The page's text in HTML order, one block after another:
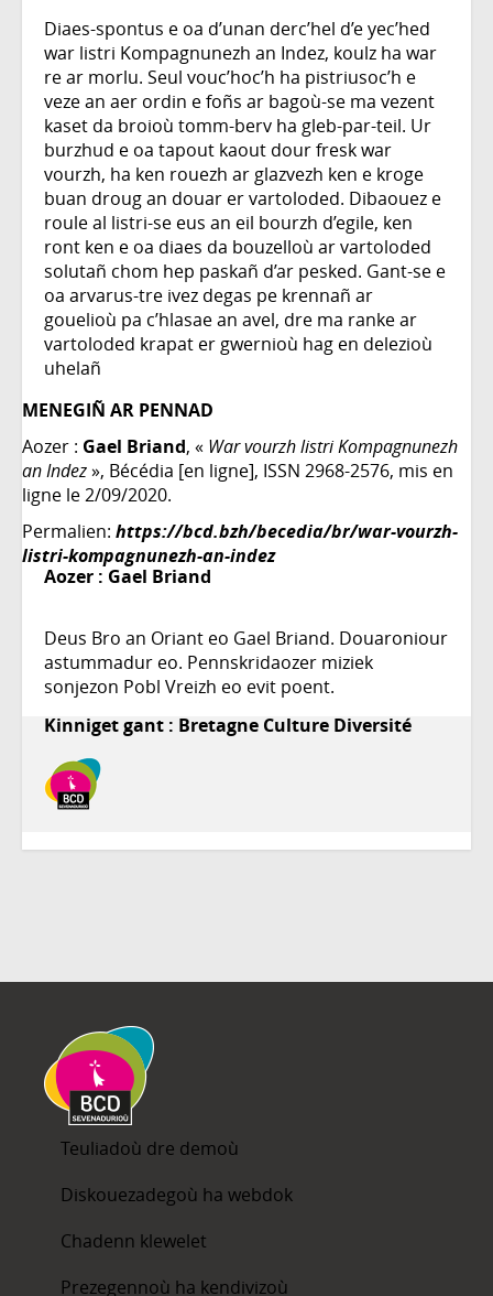
Diaes-spontus e oa d’unan derc’hel d’e yec’hed
war listri Kompagnunezh an Indez, koulz ha war
re ar morlu. Seul vouc’hoc’h ha pistriusoc’h e
veze an aer ordin e foñs ar bagoù-se ma vezent
kaset da broioù tomm-berv ha gleb-par-teil. Ur
burzhud e oa tapout kaout dour fresk war
vourzh, ha ken rouezh ar glazvezh ken e kroge
buan droug an douar er vartoloded. Dibaouez e
roule al listri-se eus an eil bourzh d’egile, ken
ront ken e oa diaes da bouzelloù ar vartoloded
solutañ chom hep paskañ d’ar pesked. Gant-se e
oa arvarus-tre ivez degas pe krennañ ar
gouelioù pa c’hlasae an avel, dre ma ranke ar
vartoloded krapat er gwernioù hag en delezioù
uhelañ
MENEGIÑ AR PENNAD
Aozer : Gael Briand, « War vourzh listri Kompagnunezh
an Indez», Bécédia [en ligne], ISSN 2968-2576, mis en
ligne le 2/09/2020.
Permalien: https://bcd.bzh/becedia/br/war-vourzh-
listri-kompagnunezh-an-indez
Aozer : Gael Briand
Deus Bro an Oriant eo Gael Briand. Douaroniour
astummadur eo. Pennskridaozer miziek
sonjezon Pobl Vreizh eo evit poent.
Kinniget gant : Bretagne Culture Diversité
Teuliadoù dre demoù
Diskouezadegoù ha webdok
Chadenn klewelet
Prezegennoù ha kendivizoù